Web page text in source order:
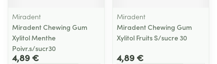
Miradent
Miradent Chewing Gum
Xylitol Menthe
Poivr.s/sucr30
4,89 €
Miradent
Miradent Chewing Gum
Xylitol Fruits S/sucre 30
4,89 €